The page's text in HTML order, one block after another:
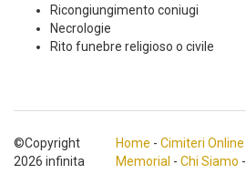
Ricongiungimento coniugi
Necrologie
Rito funebre religioso o civile
©Copyright
2026 infinita
Home - Cimiteri Online
Memorial - Chi Siamo -